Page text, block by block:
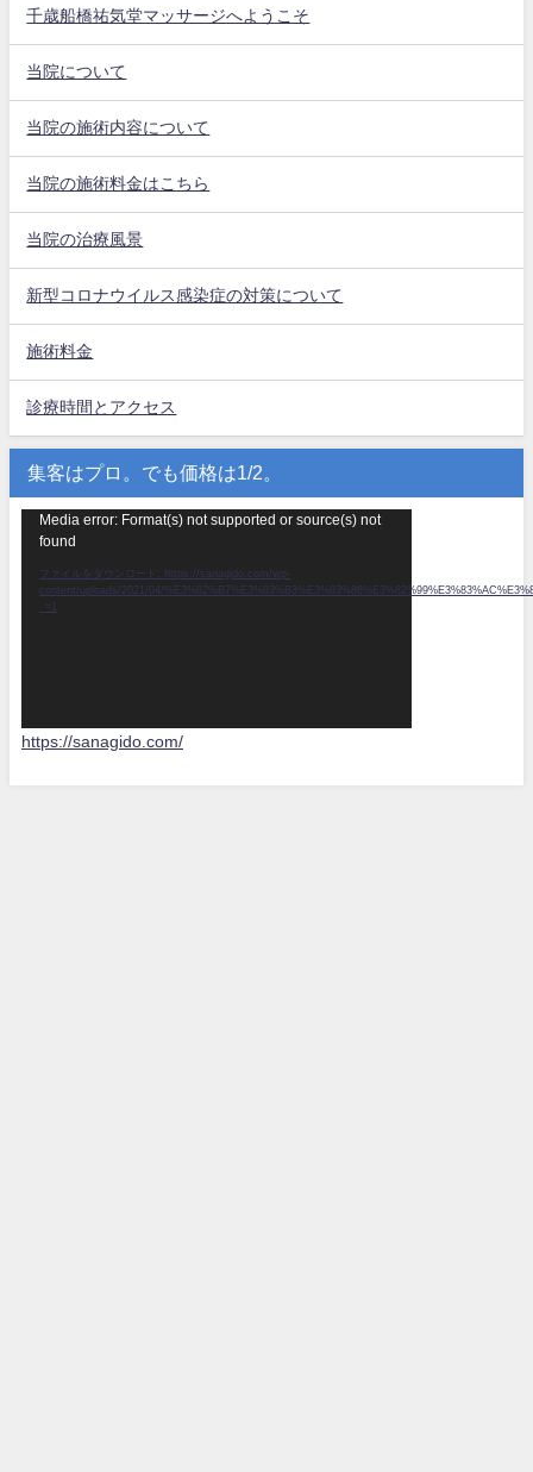
千歳船橋祐気堂マッサージへようこそ
当院について
当院の施術内容について
当院の施術料金はこちら
当院の治療風景
新型コロナウイルス感染症の対策について
施術料金
診療時間とアクセス
集客はプロ。でも価格は1/2。
Media error: Format(s) not supported or source(s) not
found
ファイルをダウンロード: https://sanagido.com/wp-
content/uploads/2021/04/
_=1
https://sanagido.com/